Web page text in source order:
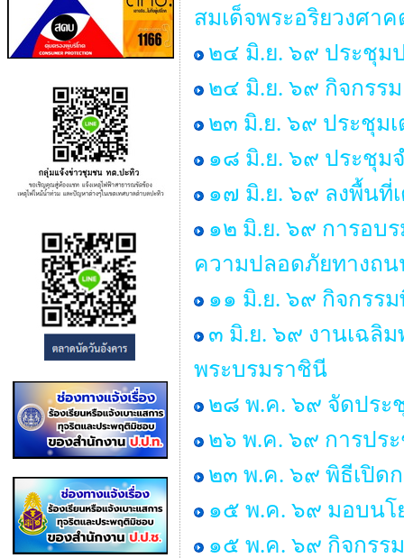
สมเด็จพระอริยวงศ
๒๔ มิ.ย. ๖๙ ประชุม
๒๔ มิ.ย. ๖๙ กิจกรร
๒๓ มิ.ย. ๖๙ ประชุม
๑๘ มิ.ย. ๖๙ ประชุม
๑๗ มิ.ย. ๖๙ ลงพื้นที่
๑๒ มิ.ย. ๖๙ การอบ
ความปลอดภัยทางถ
๑๑ มิ.ย. ๖๙ กิจกรร
๓ มิ.ย. ๖๙ งานเฉลิม
พระบรมราชินี
๒๘ พ.ค. ๖๙ จัดประ
๒๖ พ.ค. ๖๙ การปร
๒๓ พ.ค. ๖๙ พิธีเปิด
๑๕ พ.ค. ๖๙ มอบนโ
๑๕ พ.ค. ๖๙ กิจกรร